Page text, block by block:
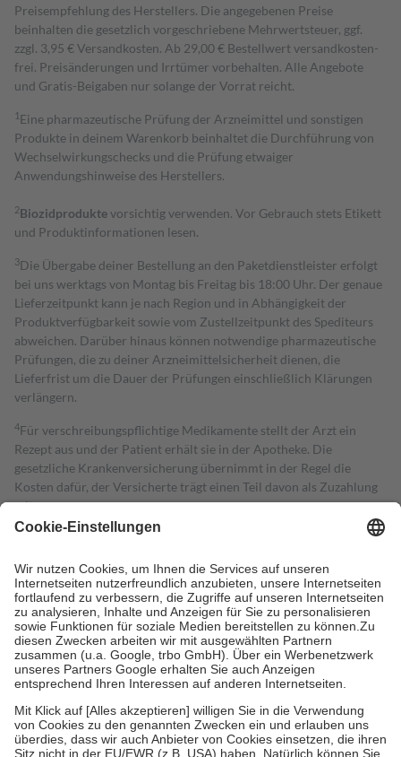
Preisempfehlung des Herstellers. Die angegebenen Preise
beinhalten die gesetzlich vorgeschriebene Mehrwertsteuer, ggf.
zzgl. 3,95 € Versandkosten. Ab 29,00 € Bestell­wert versand­kosten­
frei. Preisänderungen und Irrtümer vorbehalten. Alle Angebote
und Gratis-Beigaben nur solange der Vorrat reicht.
1 Eine pharmazeutische Prüfung der Arzneimittel und sonstigen
Produkte in deinem Warenkorb beinhaltet die Durchführung von
Wechselwirkungschecks und die Prüfung etwaiger
Anwendungshinweise des Herstellers.
2Biozidproduktevorsichtig verwenden. Vor Gebrauch stets Etikett
und Produktinformationen lesen.
3Die Übergabe deiner Bestellung an den Paketdienstleister erfolgt
bei uns werktags von Montag bis Freitag bis 18:00 Uhr. Der genaue
Lieferzeitpunkt kann je nach Region und in Abhängigkeit der
Produktverfügbarkeit sowie vom Zustellzeitpunkt des Spediteurs
abweichen. Darüber hinaus können notwendige pharmazeutische
Prüfungen, die zu deiner Arzneimittelsicherheit dienen, die
Lieferfrist um die Dauer der Prüfungen einschließlich Klärungen
verlängern.
4Für verschreibungspflichtige Medikamente stellt der Arzt ein
Rezept aus und der Patient erhält sie in der Apotheke. Die
gesetzliche Krankenversicherung übernimmt in der Regel die
Kosten dafür, der Versicherte trägt einen Teil davon als Zuzahlung
mit.
Grundsätzlich leisten Mitglieder Zuzahlungen in Höhe von zehn
höchstens zehn Euro.
Es sind jedoch nie mehr als die tatsächlichen
Kosten der Leistung zu entrichten.
Diese Regeln gelten grundsätzlich auch für Online-Apotheken.
Bei Heilmitteln und häuslicher Krankenpflege beträgt die
Zuzahlung zehn Prozent der Kosten sowie zehn Euro je
Verordnung.
Um das Engagement der Versicherten für ihre eigene Gesundheit zu
stärken und die besondere Stellung der Familie zu unterstützen,
fallenkeine Zuzahlungenan bei:
• Kindern und Jugendlichen bis zum vollendeten 18. Lebensjahr
mit Ausnahme der Fahrkosten